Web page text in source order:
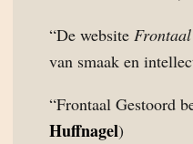
“De website
van smaak en
“Frontaal Gestoord
Huffnagel)